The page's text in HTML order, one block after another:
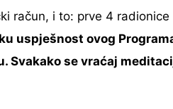
račun, i to: prve 4
uspješnost ovog
se vraćaj